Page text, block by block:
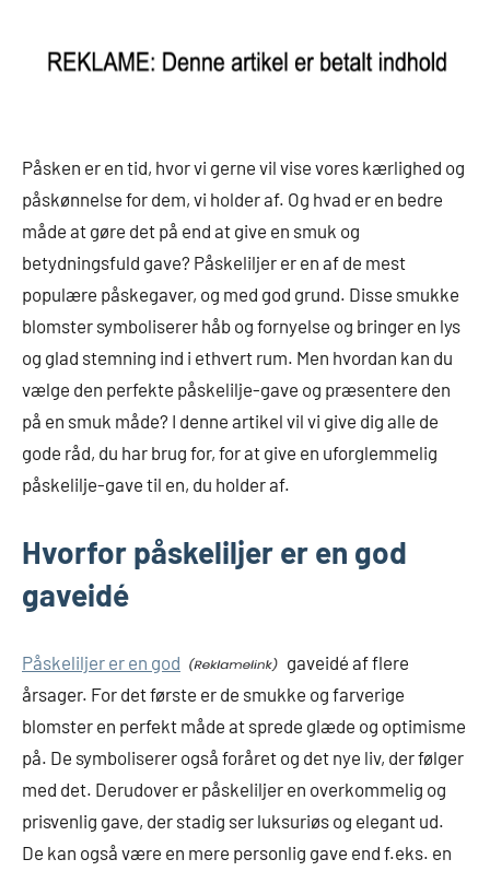
Påsken er en tid, hvor vi gerne vil vise vores kærlighed og
påskønnelse for dem, vi holder af. Og hvad er en bedre
måde at gøre det på end at give en smuk og
betydningsfuld gave? Påskeliljer er en af ​​de mest
populære påskegaver, og med god grund. Disse smukke
blomster symboliserer håb og fornyelse og bringer en lys
og glad stemning ind i ethvert rum. Men hvordan kan du
vælge den perfekte påskelilje-gave og præsentere den
på en smuk måde? I denne artikel vil vi give dig alle de
gode råd, du har brug for, for at give en uforglemmelig
påskelilje-gave til en, du holder af.
Hvorfor påskeliljer er en god
gaveidé
Påskeliljer er en god
gaveidé af flere
årsager. For det første er de smukke og farverige
blomster en perfekt måde at sprede glæde og optimisme
på. De symboliserer også foråret og det nye liv, der følger
med det. Derudover er påskeliljer en overkommelig og
prisvenlig gave, der stadig ser luksuriøs og elegant ud.
De kan også være en mere personlig gave end f.eks. en